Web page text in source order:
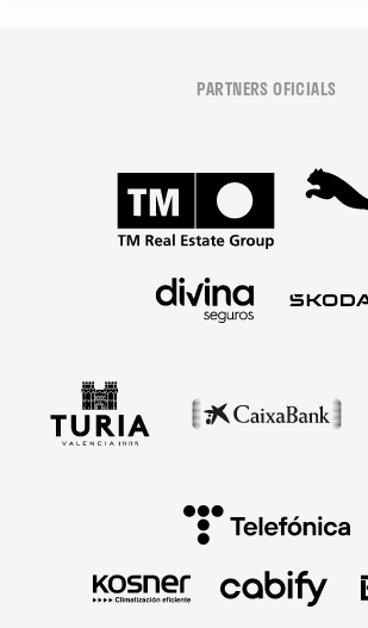
PARTNERS OFICIALS